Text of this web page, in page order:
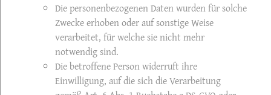
Die personenbezogenen Daten wurden für solche
Zwecke erhoben oder auf sonstige Weise
verarbeitet, für welche sie nicht mehr
notwendig sind.
Die betroffene Person widerruft ihre
Einwilligung, auf die sich die Verarbeitung